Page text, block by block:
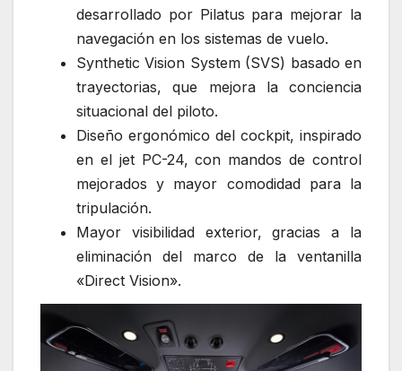
desarrollado por Pilatus para mejorar la
navegación en los sistemas de vuelo.
Synthetic Vision System (SVS) basado en
trayectorias, que mejora la conciencia
situacional del piloto.
Diseño ergonómico del cockpit, inspirado
en el jet PC-24, con mandos de control
mejorados y mayor comodidad para la
tripulación.
Mayor visibilidad exterior, gracias a la
eliminación del marco de la ventanilla
«Direct Vision».